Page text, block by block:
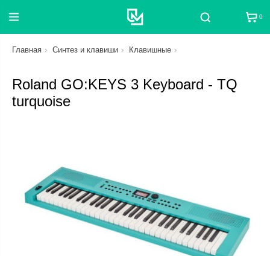
Поиск 0
Главная Синтез и клавиши Клавишные
Roland GO:KEYS 3 Keyboard - TQ
turquoise